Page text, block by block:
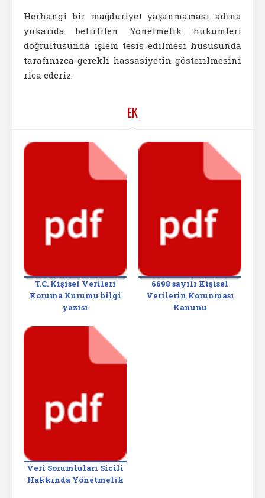
Herhangi bir mağduriyet yaşanmaması adına
yukarıda belirtilen Yönetmelik hükümleri
doğrultusunda işlem tesis edilmesi hususunda
tarafınızca gerekli hassasiyetin gösterilmesini
rica ederiz.
EK
T.C. Kişisel Verileri
Koruma Kurumu bilgi
yazısı
6698 sayılı Kişisel
Verilerin Korunması
Kanunu
Veri Sorumluları Sicili
Hakkında Yönetmelik